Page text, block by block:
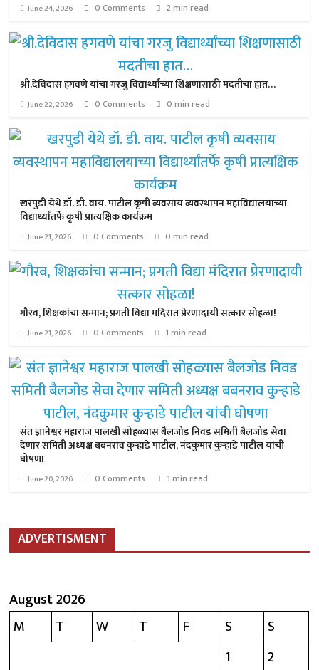
June 24, 2026 0 Comments 2 min read
श्री.देविदास हगवणे यांचा गरजु विद्यार्थ्यांच्या शिक्षणासाठी मदतीचा हात…
June 22, 2026 0 Comments 0 min read
खरपुडी येथे डॉ. डी. वाय. पाटील कृषी व्यवसाय व्यवस्थापन महाविद्यालयाच्या
विद्यार्थ्यांतर्फे कृषी प्रात्यक्षिक कार्यक्रम
June 21, 2026 0 Comments 0 min read
गौरव, शिक्षकांचा सन्मान; प्रगती विद्या मंदिरात प्रेरणादायी सत्कार सोहळा!
June 21, 2026 0 Comments 1 min read
संत ज्ञानेश्वर महाराज पालखी सोहळ्यास बैलजोड निवड समिती बैलजोड सेवा
देणार समिती अध्यक्ष बबनराव कुऱ्हाडे पाटील, नंदकुमार कुऱ्हाडे पाटील यांची
घोषणा
June 20, 2026 0 Comments 1 min read
ADVERTISMENT
August 2026
M
T W T F S
S
1
2